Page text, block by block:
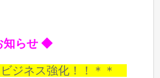
知らせ ◆
ジネス強化！！＊＊